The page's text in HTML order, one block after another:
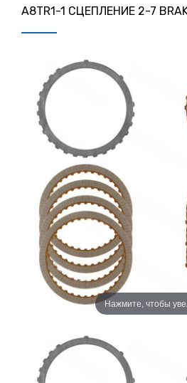
A8TR1-1 СЦЕПЛЕНИЕ 2-7
Нажмите, чтобы